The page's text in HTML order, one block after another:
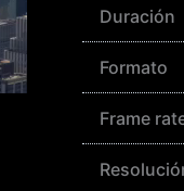
Duración
Formato
Frame